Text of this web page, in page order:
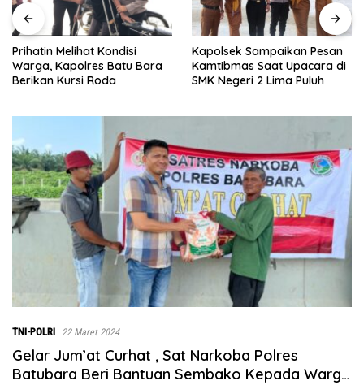
Kapolsek Sampaikan Pesan
Kamtibmas Saat Upacara di
SMK Negeri 2 Lima Puluh
Bupati Batu Bara Ajak
Majelis Taklim Jadi Benteng
Keluarga dalam Memerangi
TNI-POLRI 22 Maret 2024
Gelar Jum’at Curhat , Sat Narkoba Polres
Batubara Beri Bantuan Sembako Kepada Warga